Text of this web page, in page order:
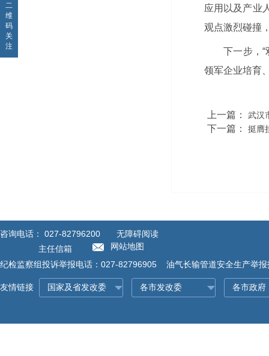
应用以及产业
观点激烈碰撞
下一步，
领军企业培育
上一篇： 武汉
下一篇： 挺膺
二
维
码
关
注
咨询电话： 027-82796200
无障碍阅读
主任信箱
网站地图
纪检监察组投诉举报电话：027-82796905 油气长输管道安全生产举
友情链接